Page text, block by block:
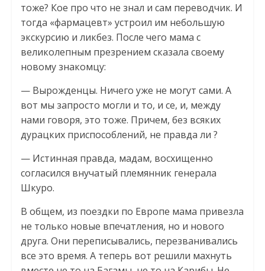
тоже? Кое про что не знал и сам переводчик. И
тогда «фармацевт» устроил им небольшую
экскурсию и ликбез. После чего мама с
великолепным презрением сказала своему
новому знакомцу:
— Вырожденцы. Ничего уже не могут сами. А
вот мы запросто могли и то, и се, и, между
нами говоря, это тоже. Причем, без всяких
дурацких приспособлений, не правда ли ?
— Истинная правда, мадам, восхищенно
согласился внучатый племянник генерала
Шкуро.
В общем, из поездки по Европе мама привезла
не только новые впечатления, но и нового
друга. Они переписывались, перезванивались
все это время. А теперь вот решили махнуть